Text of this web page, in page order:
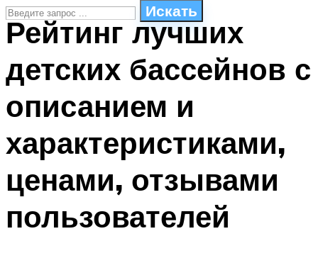
Искать
ПЛАВАНЬЕ ДЛЯ ДЕТЕЙ
БАССЕЙН ДЛЯ ДОМА
МЕНЮ
Рейтинг лучших
детских бассейнов с
описанием и
характеристиками,
ценами, отзывами
пользователей